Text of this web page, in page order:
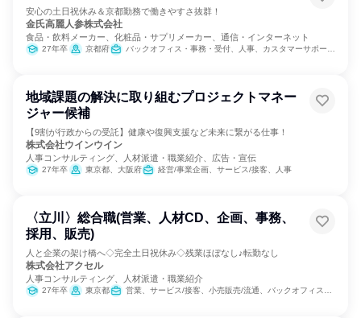
安心の土日祝休み＆京都勤務で働きやすさ抜群！
金氏高麗人参株式会社
食品・飲料メーカー、化粧品・サプリメーカー、通信・インターネット
27年卒 京都府 バックオフィス・事務・受付、人事、カスタマーサポート/コールセンター
地域課題の解決に取り組むプロジェクトマネー
ジャー候補
【9割が行政からの受託】健康や復興支援など未来に繋がる仕事！
株式会社ウインウイン
人事コンサルティング、人材派遣・職業紹介、広告・宣伝
27年卒 東京都、大阪府 経営/事業企画、サービス/接客、人事
〈立川〉総合職(営業、人材CD、企画、事務、
採用、販売)
人と企業の架け橋へ◇完全土日祝休み◇残業ほぼなし♪転勤なし
株式会社アクセル
人事コンサルティング、人材派遣・職業紹介
27年卒 東京都 営業、サービス/接客、小売販売/流通、バックオフィス・事務・受付、人事、総務、マーケティング・広告・宣伝